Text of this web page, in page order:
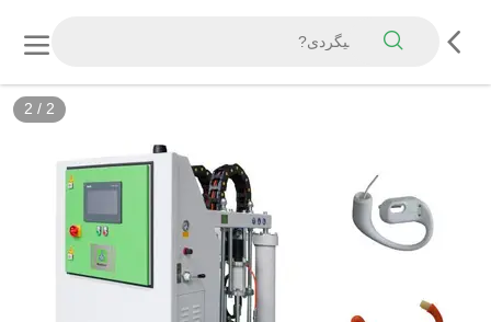
2 / 2